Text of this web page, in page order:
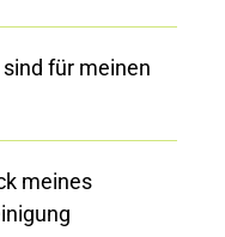
für meinen
meines